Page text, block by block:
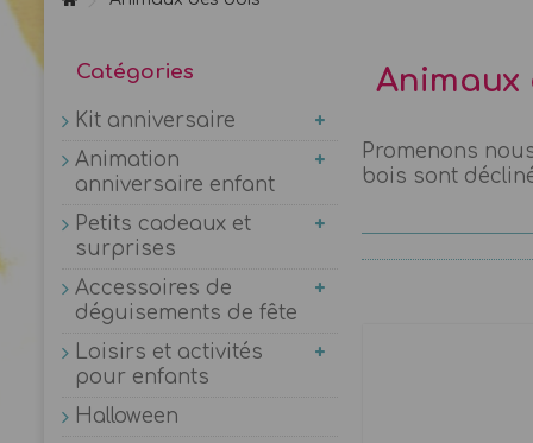
Animaux
Promenons
bois sont
Catégories
Kit anniversaire
Animation
anniversaire enfant
Petits cadeaux et
surprises
Accessoires de
déguisements de fête
Loisirs et activités
pour enfants
Halloween